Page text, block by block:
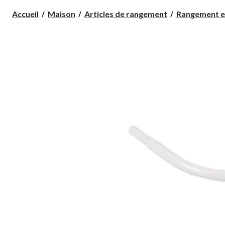
Accueil Maison Articles de rangement Rangement